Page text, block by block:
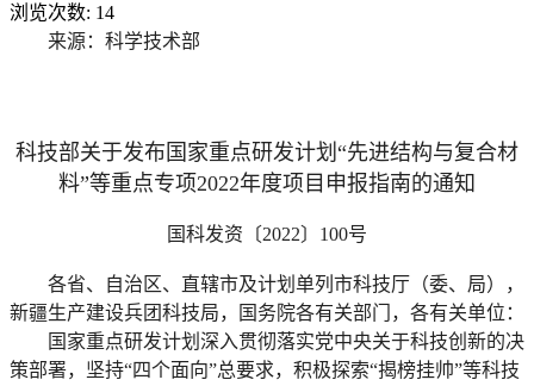
浏览次数: 14
来源：科学技术部
科技部关于发布国家重点研发计划“先进结构与复合材
料”等重点专项2022年度项目申报指南的通知
国科发资〔2022〕100号
各省、自治区、直辖市及计划单列市科技厅（委、局），
新疆生产建设兵团科技局，国务院各有关部门，各有关单位：
国家重点研发计划深入贯彻落实党中央关于科技创新的决
策部署，坚持“四个面向”总要求，积极探索“揭榜挂帅”等科技